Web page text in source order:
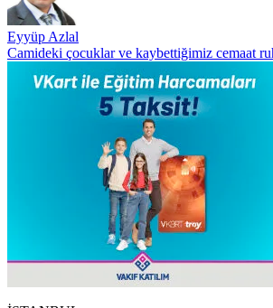
Eyyüp Azlal
Camideki çocuklar ve kaybettiğimiz cemaat